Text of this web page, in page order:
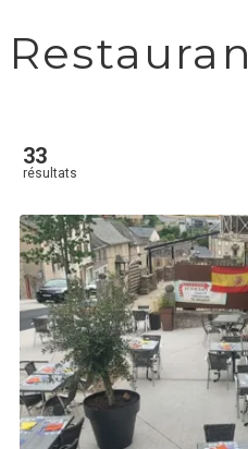
33
résultats